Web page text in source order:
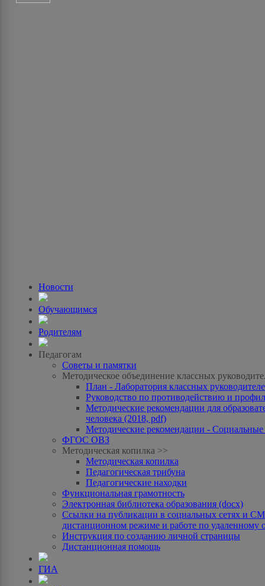
Новости
Обучающимся
Родителям
Педагогам
Советы и памятки
Методическое объединение классных
План - Лаборатория классных
Руководство по противодействию и
Методические рекомендации для
человека (2018, pdf)
Методические рекомендации -
ФГОС ОВЗ
Методическая копилка >>
Методическая копилка
Педагогическая трибуна
Педагогические находки
Функциональная грамотность
Электронная библиотека образования (docx)
Ссылки на публикации в социальных сетях и
дистанционном режиме и работе по удаленному
Инструкция по созданию личной страницы
Дистанционная помощь
ГИА